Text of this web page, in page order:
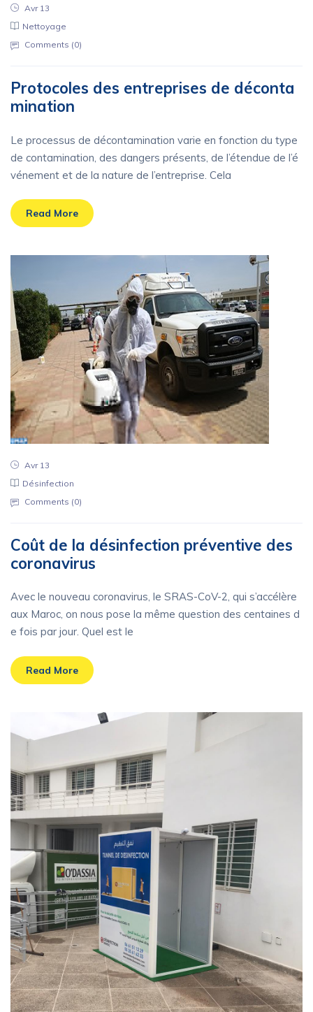
Avr 13
Nettoyage
Comments (0)
Protocoles des entreprises de déconta
mination
Le processus de décontamination varie en fonction du type
de contamination, des dangers présents, de l’étendue de l’é
vénement et de la nature de l’entreprise. Cela
Read More
Avr 13
Désinfection
Comments (0)
Coût de la désinfection préventive des
coronavirus
Avec le nouveau coronavirus, le SRAS-CoV-2, qui s’accélère
aux Maroc, on nous pose la même question des centaines d
e fois par jour. Quel est le
Read More